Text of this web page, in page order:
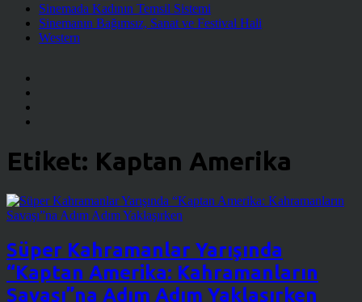
Sinemada Kadının Temsil Sistemi
Sinemanın Bağımsız, Sanat ve Festival Hali
Western
Etiket: Kaptan Amerika
Süper Kahramanlar Yarışında
“Kaptan Amerika: Kahramanların
Savaşı”na Adım Adım Yaklaşırken